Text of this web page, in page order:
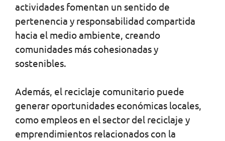
actividades fomentan un sentido de
pertenencia y responsabilidad compartida
hacia el medio ambiente, creando
comunidades más cohesionadas y
sostenibles.
Además, el reciclaje comunitario puede
generar oportunidades económicas locales,
como empleos en el sector del reciclaje y
emprendimientos relacionados con la